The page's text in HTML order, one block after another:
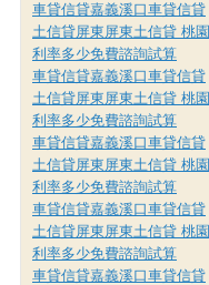
車貸信貸嘉義溪口車貸信貸
土信貸屏東屏東土信貸 桃園
利率多少免費諮詢試算
車貸信貸嘉義溪口車貸信貸
土信貸屏東屏東土信貸 桃園
利率多少免費諮詢試算
車貸信貸嘉義溪口車貸信貸
土信貸屏東屏東土信貸 桃園
利率多少免費諮詢試算
車貸信貸嘉義溪口車貸信貸
土信貸屏東屏東土信貸 桃園
利率多少免費諮詢試算
車貸信貸嘉義溪口車貸信貸